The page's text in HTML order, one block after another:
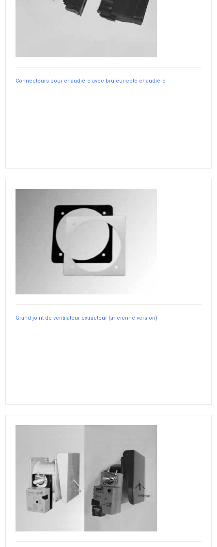
Connecteurs pour chaudière avec bruleur-coté chaudière
Grand joint de ventilateur extracteur (ancienne version)